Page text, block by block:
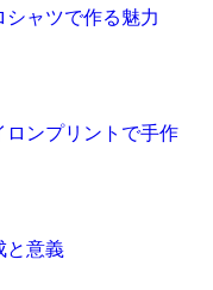
ャツで作る魅力
ロンプリントで手作
と意義